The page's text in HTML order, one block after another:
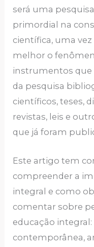
será uma
primordial na
científica, uma
melhor o
instrumentos que
da pesquisa
científicos, teses,
revistas, leis e
que já foram
Este artigo tem
compreender a
integral e como
comentar sobre
educação
contemporânea,